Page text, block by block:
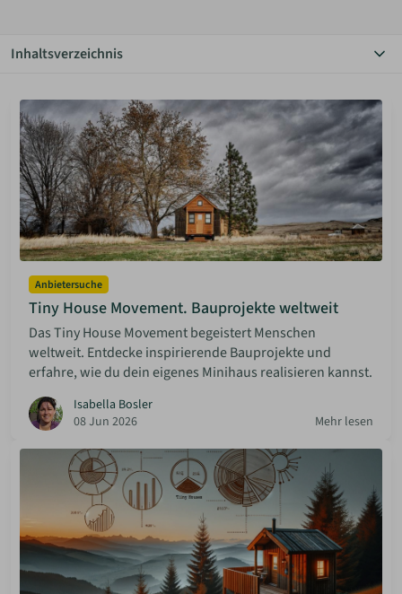
MERKLISTE
Inhaltsverzeichnis
Anbietersuche
Autarkes Wohnen
Bauen Diy
Baugenehmigung
Community
Grundstücksuche
Haus & Garten
Planungstipps
Rechtliche Vorgaben
Vermietung
Anbietersuche
Tiny House Movement. Bauprojekte weltweit
Das Tiny House Movement begeistert Menschen
weltweit. Entdecke inspirierende Bauprojekte und
erfahre, wie du dein eigenes Minihaus realisieren kannst.
Isabella Bosler
08 Jun 2026
Mehr lesen